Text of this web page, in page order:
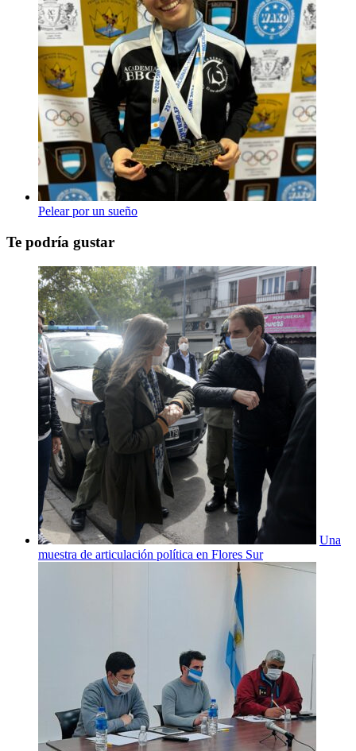
Pelear por un sueño
Te podría gustar
Una
muestra de articulación política en Flores Sur